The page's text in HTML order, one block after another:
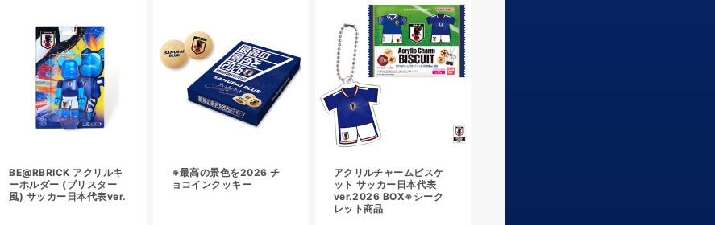
BE@RBRICK アクリルキ
ーホルダー (ブリスター
風) サッカー日本代表ver.
※最高の景色を2026 チ
ョコインクッキー
アクリルチャームビスケ
ット サッカー日本代表
ver.2026 BOX※シーク
レット商品